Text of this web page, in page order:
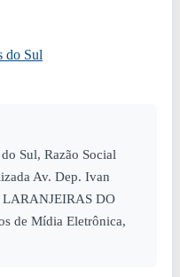
Sul, Razão Social
Av. Dep. Ivan
DO
de Mídia Eletrônica,